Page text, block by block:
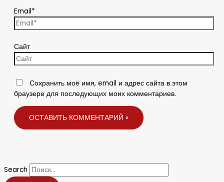
Email*
Сайт
Сохранить моё имя, email и адрес сайта в этом
браузере для последующих моих комментариев.
Search